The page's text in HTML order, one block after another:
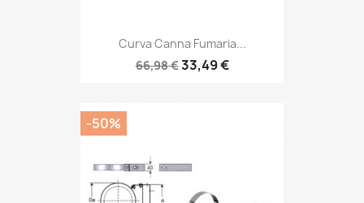
Curva Canna Fumaria...
66,98 €33,49 €
-50%